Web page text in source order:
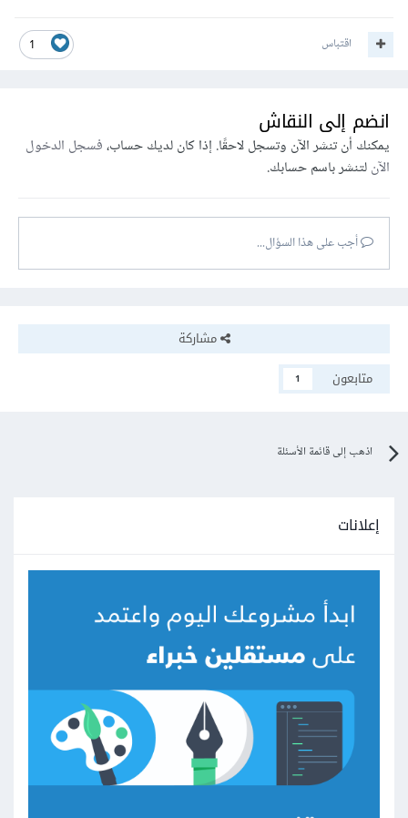
1 اقتباس
انضم إلى النقاش
يمكنك أن تنشر الآن وتسجل لاحقًا. إذا كان لديك حساب،فسجل الدخول
الآنلتنشر باسم حسابك.
أجب على هذا السؤال...
مشاركة
متابعون
1
اذهب إلى قائمة الأسئلة
إعلانات